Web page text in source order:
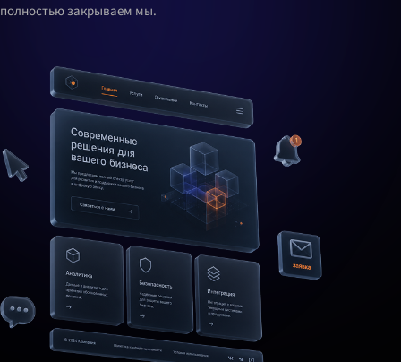
полностью закрываем мы.